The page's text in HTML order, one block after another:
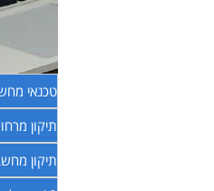
טכנאי
תיקון
תיקון